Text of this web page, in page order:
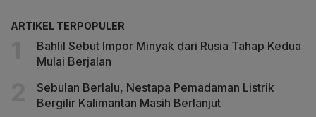
ARTIKEL TERPOPULER
Bahlil Sebut Impor Minyak dari Rusia Tahap Kedua
Mulai Berjalan
Sebulan Berlalu, Nestapa Pemadaman Listrik
Bergilir Kalimantan Masih Berlanjut